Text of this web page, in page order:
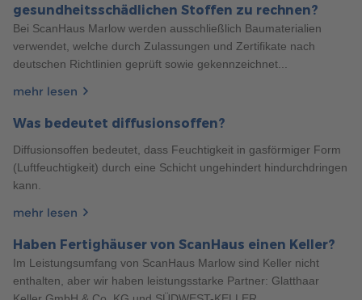
Allgemeines 6 Min. Lesezeit24.06.2024
EINZIGARTIG WOHNEN: MASSGESCHNEIDERTE I
NNENAUSSTATTUNGSTRENDS FÜR IHR F
ERTIGHAUS
Verwandeln Sie Ihr Fertighaus in eine Wohlfühloase, die
Ihren individuellen Stil widerspiegelt! Mit modernen
innovativer Technik schaffen Sie ein Zuhause, in dem Sie
sich rundum wohlfühlen.
mehr erfahren
Allgemeines 3 Min. Lesezeit11.06.2025
SCHLÜSSELFERTIGES BAUEN: WAS HEISST DAS E
Was versteht man unter schlüsselfertigem Bauen und
welche Vorteile bringt es mit sich? Erfahren Sie mehr hier!
gesundheitsschädlichen Stoffen zu rechnen?
Bei ScanHaus Marlow werden ausschließlich Baumaterialien
verwendet, welche durch Zulassungen und Zertifikate nach
deutschen Richtlinien geprüft sowie gekennzeichnet...
mehr lesen
Was bedeutet diffusionsoffen?
Diffusionsoffen bedeutet, dass Feuchtigkeit in gasförmiger Form
(Luftfeuchtigkeit) durch eine Schicht ungehindert hindurchdringen
kann.
mehr lesen
Haben Fertighäuser von ScanHaus einen Keller?
Im Leistungsumfang von ScanHaus Marlow sind Keller nicht
enthalten, aber wir haben leistungsstarke Partner: Glatthaar